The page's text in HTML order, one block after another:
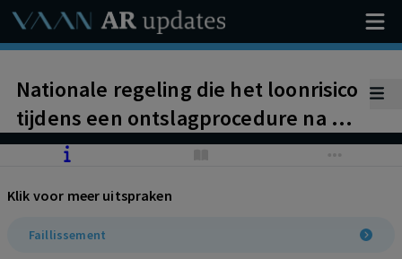
Nationale regeling die het loonrisico
tijdens een ontslagprocedure na 60
dagen verlegt van werkgever naar
van Richtlijn 2008/94/EG
(waarborgfonds insolventie). Uitleg
Klik voor meer uitspraken
Faillissement